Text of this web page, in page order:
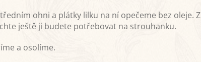
ohni a plátky lilku na ní opečeme bez oleje. Z
ještě ji budete potřebovat na strouhanku.
a osolíme.